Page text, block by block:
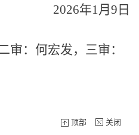
2026年1月9日
审：何宏发，三审：
顶部 关闭